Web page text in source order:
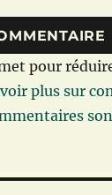
pour
plus sur